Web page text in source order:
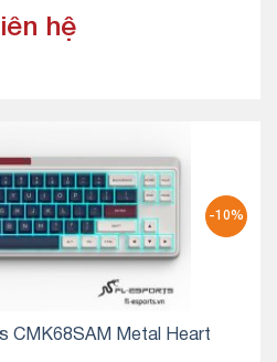
hệ
-10%
CMK68SAM Metal Heart